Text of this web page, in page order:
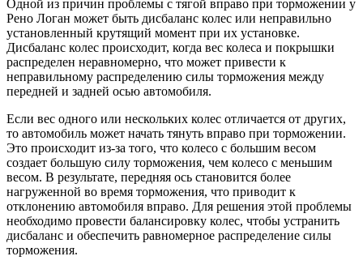
Одной из причин проблемы с тягой вправо при торможении у
Рено Логан может быть дисбаланс колес или неправильно
установленный крутящий момент при их установке.
Дисбаланс колес происходит, когда вес колеса и покрышки
распределен неравномерно, что может привести к
неправильному распределению силы торможения между
передней и задней осью автомобиля.
Если вес одного или нескольких колес отличается от других,
то автомобиль может начать тянуть вправо при торможении.
Это происходит из-за того, что колесо с большим весом
создает большую силу торможения, чем колесо с меньшим
весом. В результате, передняя ось становится более
нагруженной во время торможения, что приводит к
отклонению автомобиля вправо. Для решения этой проблемы
необходимо провести балансировку колес, чтобы устранить
дисбаланс и обеспечить равномерное распределение силы
торможения.